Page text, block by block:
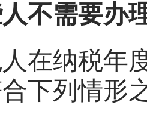
不需要办
纳税年度
下列情形